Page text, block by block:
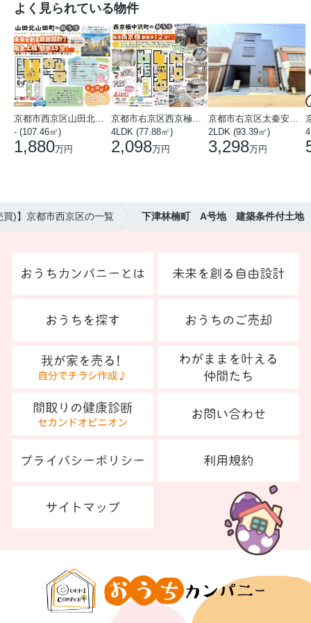
よく見られている物件
京都市西京区山田北山田町
- (107.46㎡)
1,880万円
京都市右京区西京極中沢町
4LDK (77.88㎡)
2,098万円
京都市右京区太秦安井藤ノ木町
2LDK (93.39㎡)
3,298万円
買)】京都市西京区の一覧 下津林楠町 A号地 建築条件付土地